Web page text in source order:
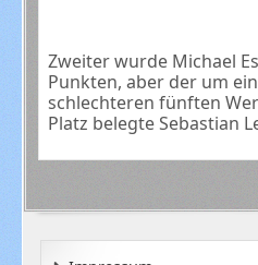
Zweiter wurde Michael
Punkten, aber der um
schlechteren fünften
Platz belegte Sebastian